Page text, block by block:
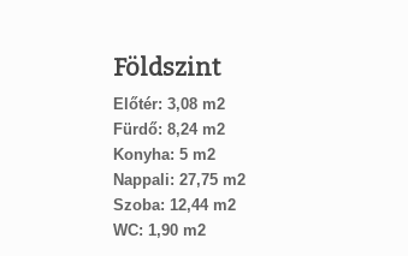
Földszint
Előtér: 3,08 m2
Fürdő: 8,24 m2
Konyha: 5 m2
Nappali: 27,75 m2
Szoba: 12,44 m2
WC: 1,90 m2